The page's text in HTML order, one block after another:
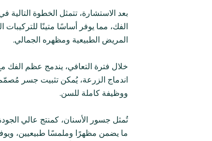
بعد الاستشارة، تتمثل الخطوة
الفك، مما يوفر أساسًا متينًا
المريض الطبيعية ومظهره الجمالي.
خلال فترة التعافي، يندمج عظم الفك
اندماج الزرعة، يُمكن تثبيت جسر
ووظيفة كاملة للسن.
تُمثل جسور الأسنان، كمنتج عالي
ما يضمن مظهرًا وملمسًا طبيعيين،